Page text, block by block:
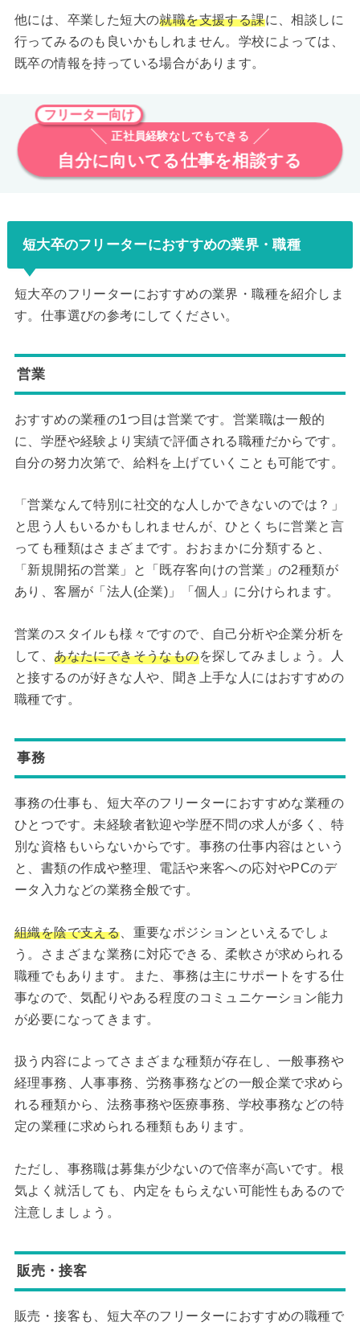
他には、卒業した短大の就職を支援する課に、相談しに
行ってみるのも良いかもしれません。学校によっては、
既卒の情報を持っている場合があります。
フリーター向け
正社員経験なしでもできる
自分に向いてる仕事を相談する
短大卒のフリーターにおすすめの業界・職種
短大卒のフリーターにおすすめの業界・職種を紹介しま
す。仕事選びの参考にしてください。
営業
おすすめの業種の1つ目は営業です。営業職は一般的
に、学歴や経験より実績で評価される職種だからです。
自分の努力次第で、給料を上げていくことも可能です。
「営業なんて特別に社交的な人しかできないのでは？」
と思う人もいるかもしれませんが、ひとくちに営業と言
っても種類はさまざまです。おおまかに分類すると、
「新規開拓の営業」と「既存客向けの営業」の2種類が
あり、客層が「法人(企業)」「個人」に分けられます。
営業のスタイルも様々ですので、自己分析や企業分析を
して、 あなたにできそうなものを探してみましょう。人
と接するのが好きな人や、聞き上手な人にはおすすめの
職種です。
事務
事務の仕事も、短大卒のフリーターにおすすめな業種の
ひとつです。未経験者歓迎や学歴不問の求人が多く、特
別な資格もいらないからです。事務の仕事内容はという
と、書類の作成や整理、電話や来客への応対やPCのデ
ータ入力などの業務全般です。
組織を陰で支える 、重要なポジションといえるでしょ
う。さまざまな業務に対応できる、柔軟さが求められる
職種でもあります。また、事務は主にサポートをする仕
事なので、気配りやある程度のコミュニケーション能力
が必要になってきます。
扱う内容によってさまざまな種類が存在し、一般事務や
経理事務、人事事務、労務事務などの一般企業で求めら
れる種類から、法務事務や医療事務、学校事務などの特
定の業種に求められる種類もあります。
ただし、事務職は募集が少ないので倍率が高いです。根
気よく就活しても、内定をもらえない可能性もあるので
注意しましょう。
販売・接客
販売・接客も、短大卒のフリーターにおすすめの職種で